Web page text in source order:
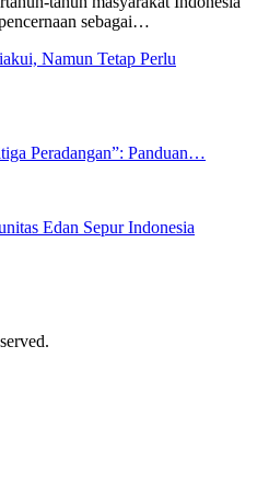
sebagai…
Namun Tetap Perlu
Peradangan”: Panduan…
Edan Sepur Indonesia